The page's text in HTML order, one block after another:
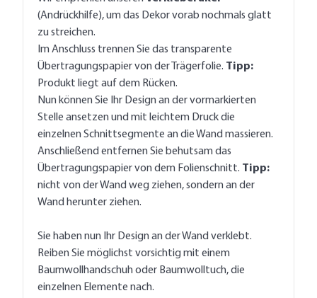
(Andrückhilfe), um das Dekor vorab nochmals glatt
zu streichen.
Im Anschluss trennen Sie das transparente
Übertragungspapier von der Trägerfolie. Tipp:
Produkt liegt auf dem Rücken.
Nun können Sie Ihr Design an der vormarkierten
Stelle ansetzen und mit leichtem Druck die
einzelnen Schnittsegmente an die Wand massieren.
Anschließend entfernen Sie behutsam das
Übertragungspapier von dem Folienschnitt. Tipp:
nicht von der Wand weg ziehen, sondern an der
Wand herunter ziehen.
Sie haben nun Ihr Design an der Wand verklebt.
Reiben Sie möglichst vorsichtig mit einem
Baumwollhandschuh oder Baumwolltuch, die
einzelnen Elemente nach.